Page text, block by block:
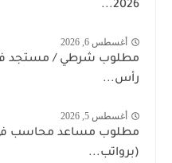
2026...
أغسطس 6, 2026
مطلوب شرطي / مستجد
رأس...
أغسطس 5, 2026
(برواتب...